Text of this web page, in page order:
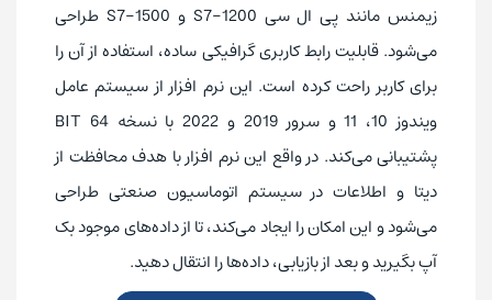
زیمنس مانند پی ال سی S7-1200 و S7-1500 طراحی
می‌شود. قابلیت رابط کاربری گرافیکی ساده، استفاده از آن را
برای کاربر راحت کرده است. این نرم افزار از سیستم عامل
ویندوز 10، 11 و سرور 2019 و 2022 با نسخه 64 BIT
پشتیبانی می‌کند. در واقع این نرم افزار با هدف محافظت از
دیتا و اطلاعات در سیستم اتوماسیون صنعتی طراحی
می‌شود و این امکان را ایجاد می‌کند، تا از داده‌های موجود بک
آپ بگیرید و بعد از بازیابی، داده‌ها را انتقال دهید.